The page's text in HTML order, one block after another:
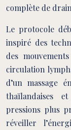
complète de
Le protocole
inspiré des
des
circulation
d’un massage
thaïlandaises
pressions plus
réveiller